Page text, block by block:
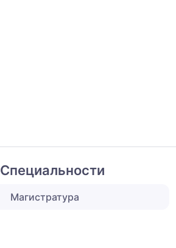
Специальности
Магистратура